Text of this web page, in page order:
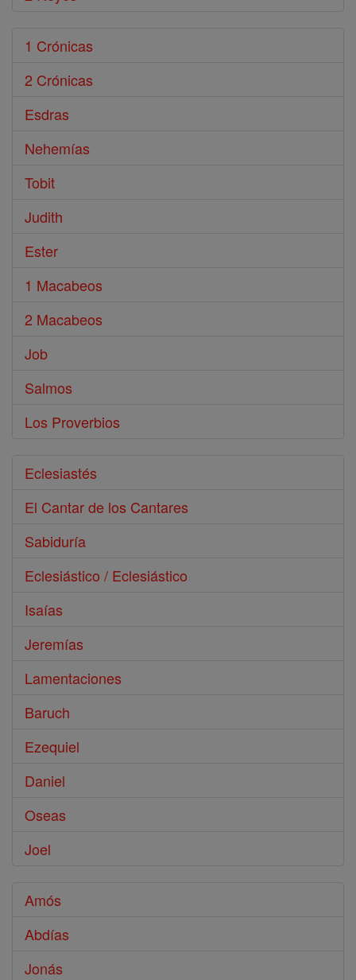
1 Crónicas
2 Crónicas
Esdras
Nehemías
Tobit
Judith
Ester
1 Macabeos
2 Macabeos
Job
Salmos
Los Proverbios
Eclesiastés
El Cantar de los Cantares
Sabiduría
Eclesiástico / Eclesiástico
Isaías
Jeremías
Lamentaciones
Baruch
Ezequiel
Daniel
Oseas
Joel
Amós
Abdías
Jonás